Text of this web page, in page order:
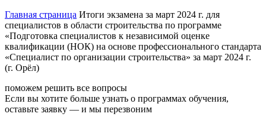
Главная страница Итоги экзамена за март 2024 г. для
специалистов в области строительства по программе
«Подготовка специалистов к независимой оценке
квалификации (НОК) на основе профессионального стандарта
«Специалист по организации строительства» за март 2024 г.
(г. Орёл)
поможем решить все вопросы
Если вы хотите больше узнать о программах обучения,
оставьте заявку — и мы перезвоним